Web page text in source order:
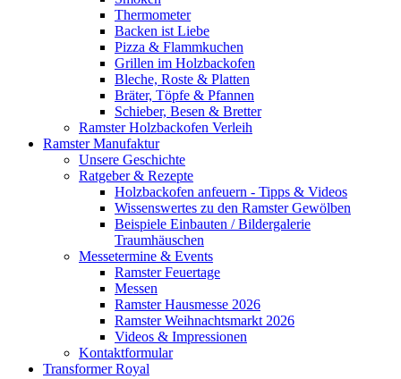
Thermometer
Backen ist Liebe
Pizza & Flammkuchen
Grillen im Holzbackofen
Bleche, Roste & Platten
Bräter, Töpfe & Pfannen
Schieber, Besen & Bretter
Ramster Holzbackofen Verleih
Ramster Manufaktur
Unsere Geschichte
Ratgeber & Rezepte
Holzbackofen anfeuern - Tipps & Videos
Wissenswertes zu den Ramster Gewölben
Beispiele Einbauten / Bildergalerie
Traumhäuschen
Messetermine & Events
Ramster Feuertage
Messen
Ramster Hausmesse 2026
Ramster Weihnachtsmarkt 2026
Videos & Impressionen
Kontaktformular
Transformer Royal